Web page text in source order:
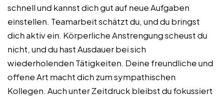
schnell und kannst dich gut auf neue Aufgaben
einstellen. Teamarbeit schätzt du, und du bringst
dich aktiv ein. Körperliche Anstrengung scheust du
nicht, und du hast Ausdauer bei sich
wiederholenden Tätigkeiten. Deine freundliche und
offene Art macht dich zum sympathischen
Kollegen. Auch unter Zeitdruck bleibst du fokussiert